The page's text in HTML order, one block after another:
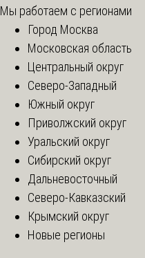
Мы работаем с регионами
Город Москва
Московская область
Центральный округ
Северо-Западный
Южный округ
Приволжский округ
Уральский округ
Сибирский округ
Дальневосточный
Северо-Кавказский
Крымский округ
Новые регионы